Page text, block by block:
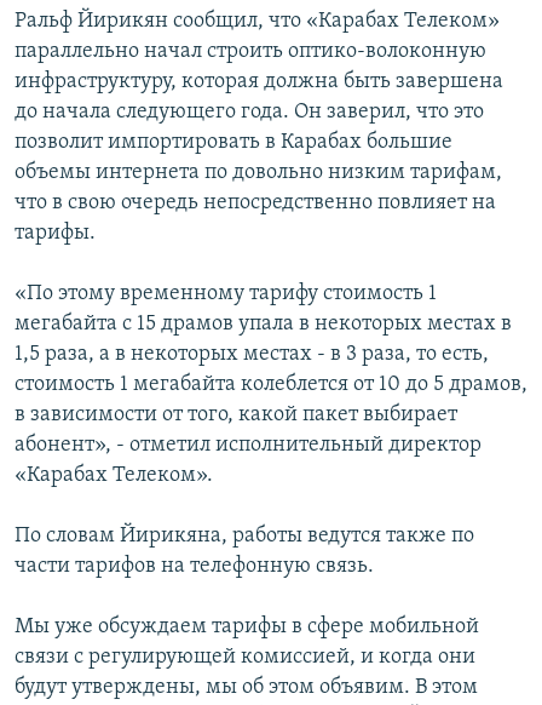
Ральф Йирикян сообщил, что «Карабах Телеком»
параллельно начал строить оптико-волоконную
инфраструктуру, которая должна быть завершена
до начала следующего года. Он заверил, что это
позволит импортировать в Карабах большие
объемы интернета по довольно низким тарифам,
что в свою очередь непосредственно повлияет на
тарифы.
«По этому временному тарифу стоимость 1
мегабайта с 15 драмов упала в некоторых местах в
1,5 раза, а в некоторых местах - в 3 раза, то есть,
стоимость 1 мегабайта колеблется от 10 до 5 драмов,
в зависимости от того, какой пакет выбирает
абонент», - отметил исполнительный директор
«Карабах Телеком».
По словам Йирикяна, работы ведутся также по
части тарифов на телефонную связь.
Мы уже обсуждаем тарифы в сфере мобильной
связи с регулирующей комиссией, и когда они
будут утверждены, мы об этом объявим. В этом